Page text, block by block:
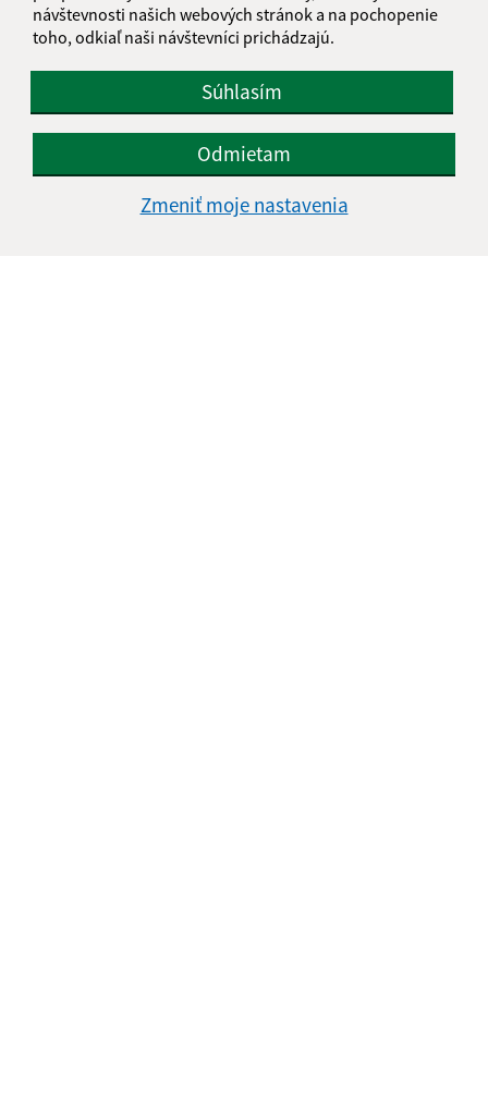
návštevnosti našich webových stránok a na pochopenie
toho, odkiaľ naši návštevníci prichádzajú.
Súhlasím
Odmietam
Zmeniť moje nastavenia
+421 58 788 35 60